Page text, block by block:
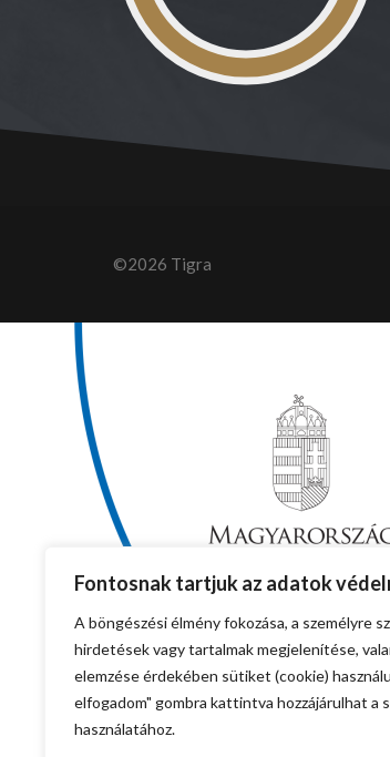
Fontosnak tartjuk az adatok
A böngészési élmény fokozása, a személyre
hirdetések vagy tartalmak megjelenítése,
elemzése érdekében sütiket (cookie)
elfogadom" gombra kattintva hozzájárulhat a
használatához.
©2026 Tigra